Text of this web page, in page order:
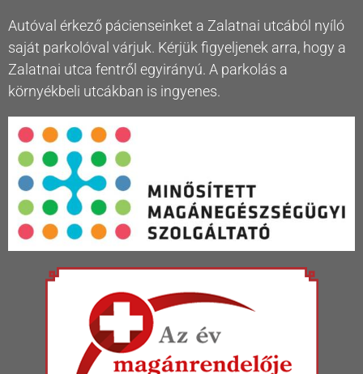
Autóval érkező pácienseinket a Zalatnai utcából nyíló
saját parkolóval várjuk. Kérjük figyeljenek arra, hogy a
Zalatnai utca fentről egyirányú. A parkolás a
környékbeli utcákban is ingyenes.